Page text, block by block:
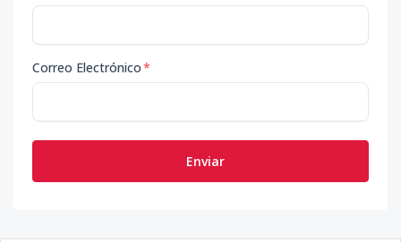
Correo Electrónico*
Enviar